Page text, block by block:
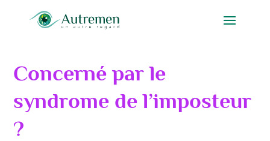
Concerné par le
syndrome de l’imposteur
?